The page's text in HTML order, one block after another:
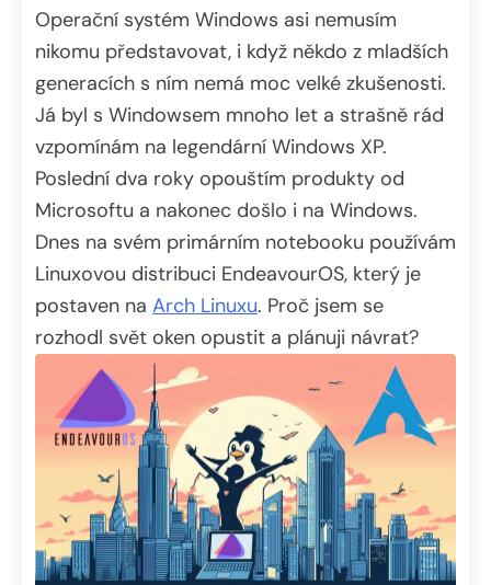
Operační systém Windows asi nemusím
nikomu představovat, i když někdo z mladších
generacích s ním nemá moc velké zkušenosti.
Já byl s Windowsem mnoho let a strašně rád
vzpomínám na legendární Windows XP.
Poslední dva roky opouštím produkty od
Microsoftu a nakonec došlo i na Windows.
Dnes na svém primárním notebooku používám
Linuxovou distribuci EndeavourOS, který je
postaven na Arch Linuxu. Proč jsem se
rozhodl svět oken opustit a plánuji návrat?